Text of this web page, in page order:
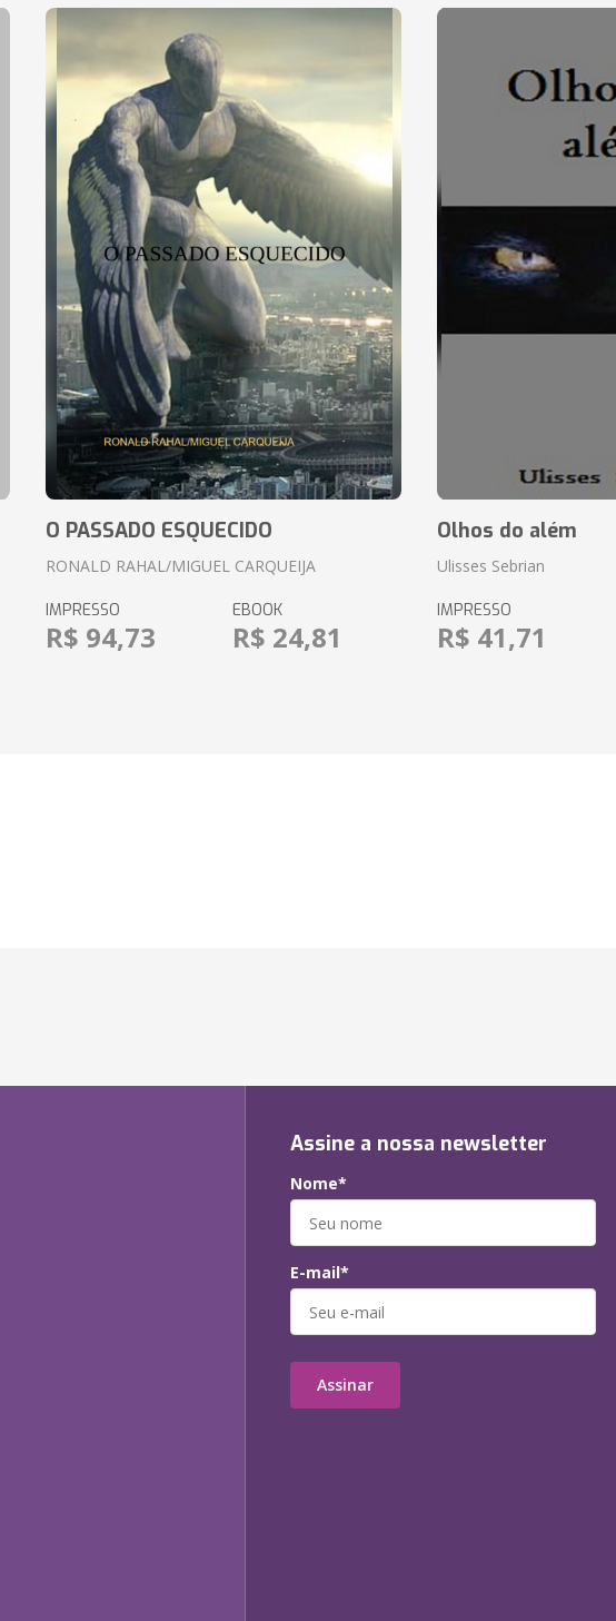
O PASSADO ESQUECIDO
RONALD RAHAL/MIGUEL CARQUEIJA
IMPRESSO
R$ 94,73
EBOOK
R$ 24,81
Olhos do além
Ulisses Sebrian
IMPRESSO
R$ 41,71
Assine a nossa newsletter
Nome*
E-mail*
Assinar